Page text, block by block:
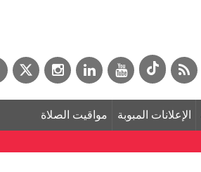
الإعلانات المبوبة مواقيت الصلاة